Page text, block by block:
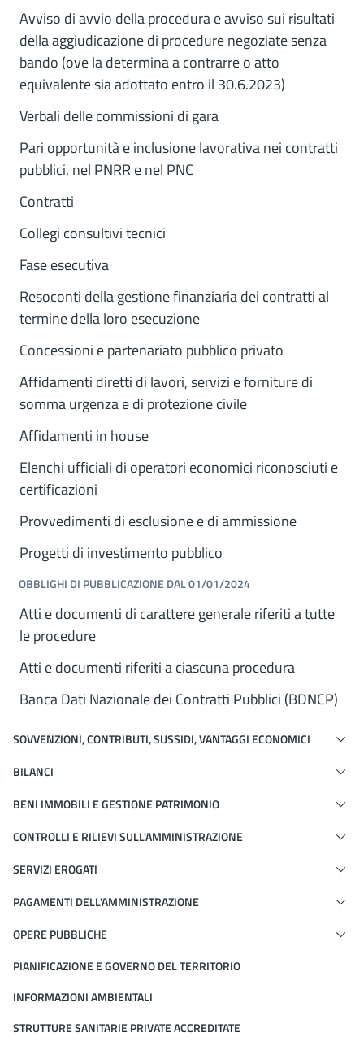
Avviso di avvio della procedura e avviso sui risultati
della aggiudicazione di procedure negoziate senza
bando (ove la determina a contrarre o atto
equivalente sia adottato entro il 30.6.2023)
Verbali delle commissioni di gara
Pari opportunità e inclusione lavorativa nei contratti
pubblici, nel PNRR e nel PNC
Contratti
Collegi consultivi tecnici
Fase esecutiva
Resoconti della gestione finanziaria dei contratti al
termine della loro esecuzione
Concessioni e partenariato pubblico privato
Affidamenti diretti di lavori, servizi e forniture di
somma urgenza e di protezione civile
Affidamenti in house
Elenchi ufficiali di operatori economici riconosciuti e
certificazioni
Provvedimenti di esclusione e di ammissione
Progetti di investimento pubblico
OBBLIGHI DI PUBBLICAZIONE DAL 01/01/2024
Atti e documenti di carattere generale riferiti a tutte
le procedure
Atti e documenti riferiti a ciascuna procedura
Banca Dati Nazionale dei Contratti Pubblici (BDNCP)
SOVVENZIONI, CONTRIBUTI, SUSSIDI, VANTAGGI ECONOMICI
BILANCI
BENI IMMOBILI E GESTIONE PATRIMONIO
CONTROLLI E RILIEVI SULL'AMMINISTRAZIONE
SERVIZI EROGATI
PAGAMENTI DELL'AMMINISTRAZIONE
OPERE PUBBLICHE
PIANIFICAZIONE E GOVERNO DEL TERRITORIO
INFORMAZIONI AMBIENTALI
STRUTTURE SANITARIE PRIVATE ACCREDITATE